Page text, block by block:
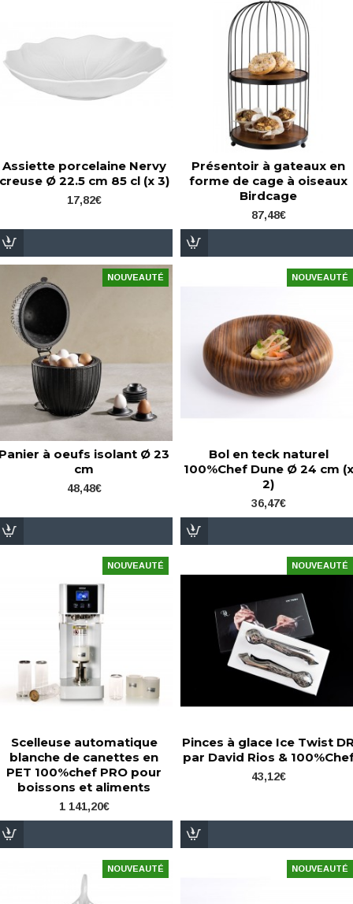
Assiette porcelaine Nervy
Ø 22.5 cm 85 cl (x 3)
17,82€
Présentoir à gateaux en
forme de cage à oiseaux
Birdcage
87,48€
NOUVEAUTÉ
à oeufs isolant Ø 23
cm
48,48€
NOUVEAUTÉ
Bol en teck naturel
100%Chef Dune Ø 24 cm (x
2)
36,47€
NOUVEAUTÉ
Scelleuse automatique
blanche de canettes en
PET 100%chef PRO pour
boissons et aliments
1 141,20€
NOUVEAUTÉ
Pinces à glace Ice Twist
par David Rios &
43,12€
NOUVEAUTÉ NOUVEAUTÉ